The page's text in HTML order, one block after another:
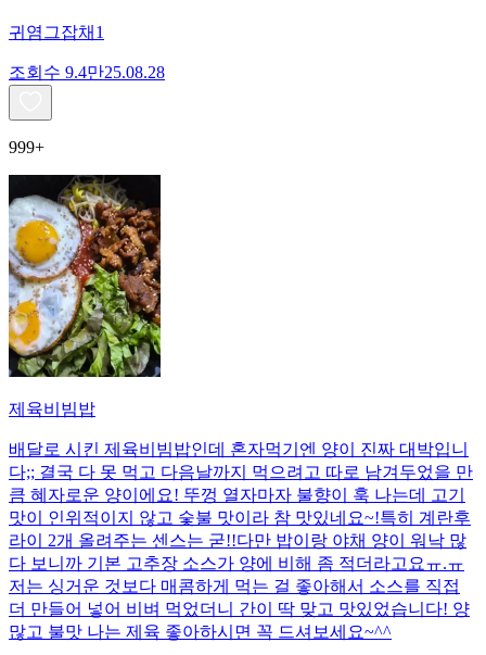
귀염그잡채1
조회수 9.4만25.08.28
999+
제육비빔밥
배달로 시킨 제육비빔밥인데 혼자먹기엔 양이 진짜 대박입니
다;; 결국 다 못 먹고 다음날까지 먹으려고 따로 남겨두었을 만
큼 혜자로운 양이에요! 뚜껑 열자마자 불향이 훅 나는데 고기
맛이 인위적이지 않고 숯불 맛이라 참 맛있네요~!특히 계란후
라이 2개 올려주는 센스는 굳!! ​다만 밥이랑 야채 양이 워낙 많
다 보니까 기본 고추장 소스가 양에 비해 좀 적더라고요ㅠ.ㅠ
저는 싱거운 것보다 매콤하게 먹는 걸 좋아해서 소스를 직접
더 만들어 넣어 비벼 먹었더니 간이 딱 맞고 맛있었습니다! 양
많고 불맛 나는 제육 좋아하시면 꼭 드셔보세요~^^